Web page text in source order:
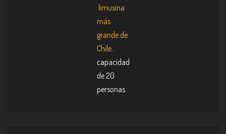
limusina
más
grande de
Chile .
capacidad
de 20
personas.